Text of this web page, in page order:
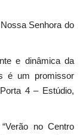
Senhora do
e dinâmica da
é um promissor
4 – Estúdio,
no Centro